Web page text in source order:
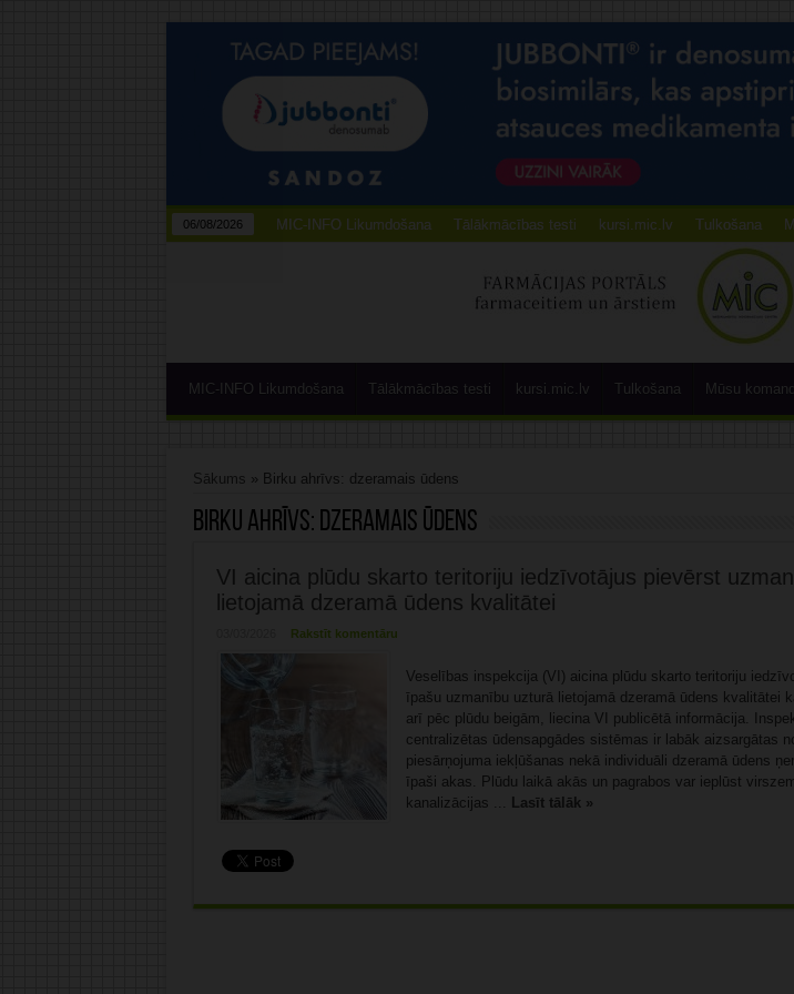
06/08/2026 MIC-INFO Likumdošana Tālākmācības testi kursi.mic.lv Tulkošana
MIC-INFO Likumdošana Tālākmācības testi kursi.mic.lv Tulkošana Mūsu
Sākums » Birku ahrīvs: dzeramais ūdens
Birku ahrīvs: dzeramais ūdens
VI aicina plūdu skarto teritoriju iedzīvotājus pievērst
lietojamā dzeramā ūdens kvalitātei
Rakstīt komentāru
Veselības inspekcija (VI) aicina plūdu skarto teritoriju
īpašu uzmanību uzturā lietojamā dzeramā ūdens kvalitātei
arī pēc plūdu beigām, liecina VI publicētā informācija.
centralizētas ūdensapgādes sistēmas ir labāk aizsargātas
piesārņojuma iekļūšanas nekā individuāli dzeramā ūdens
īpaši akas. Plūdu laikā akās un pagrabos var ieplūst
kanalizācijas ... Lasīt tālāk »